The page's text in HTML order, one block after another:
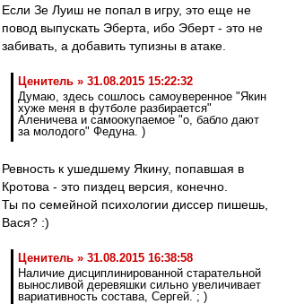
Если Зе Луиш не попал в игру, это еще не
повод выпускать Эберта, ибо Эберт - это не
забивать, а добавить тупизны в атаке.
Ценитель » 31.08.2015 15:22:32
Думаю, здесь сошлось самоуверенное "Якин
хуже меня в футболе разбирается"
Аленичева и самоокупаемое "о, бабло дают
за молодого" Федуна. )
Ревность к ушедшему Якину, попавшая в
Кротова - это пиздец версия, конечно.
Ты по семейной психологии диссер пишешь,
Вася? :)
Ценитель » 31.08.2015 16:38:58
Наличие дисциплинированной старательной
выносливой деревяшки сильно увеличивает
вариативность состава, Сергей. ; )